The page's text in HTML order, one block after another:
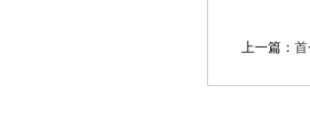
上一篇：